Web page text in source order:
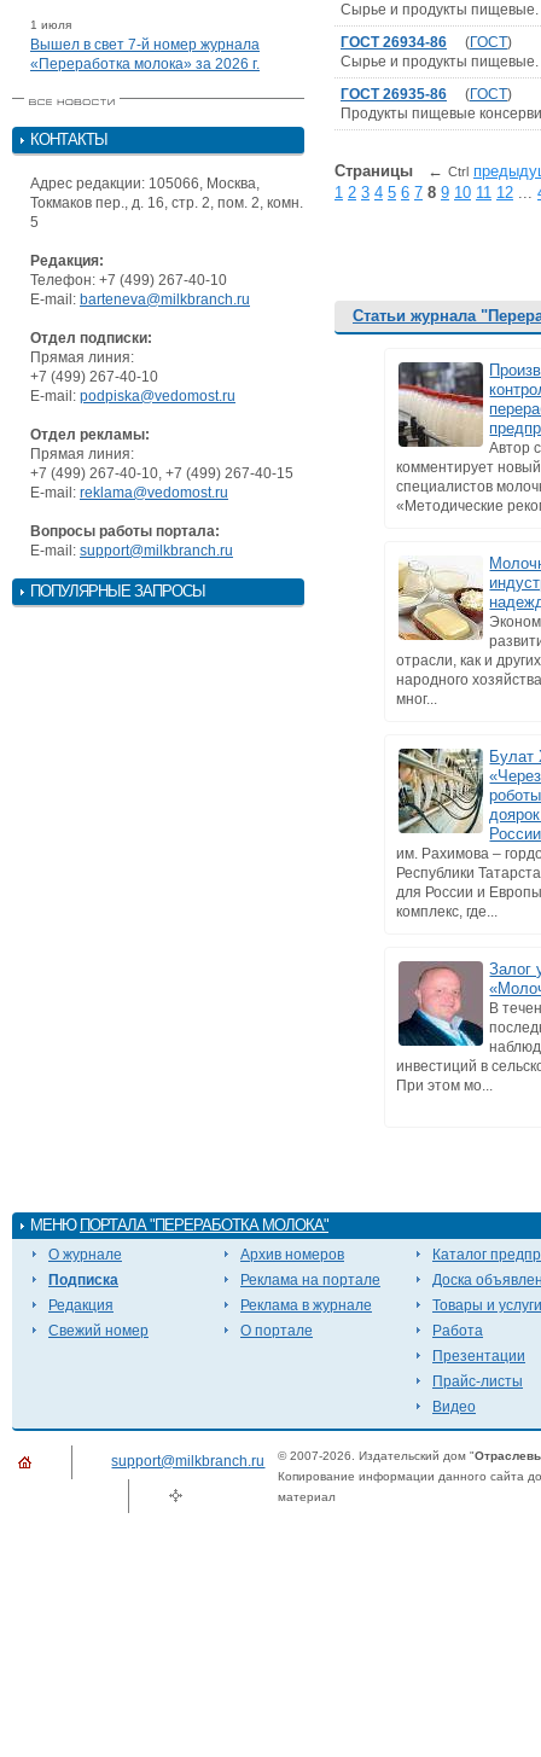
1 июля
Вышел в свет 7-й номер журнала
«Переработка молока» за 2026 г.
КОНТАКТЫ
Адрес редакции: 105066, Москва,
Токмаков пер., д. 16, стр. 2, пом. 2, комн.
5
Редакция:
Телефон: +7 (499) 267-40-10
E-mail: barteneva@milkbranch.ru
Отдел подписки:
Прямая линия:
+7 (499) 267-40-10
E-mail: podpiska@vedomost.ru
Отдел рекламы:
Прямая линия:
+7 (499) 267-40-10, +7 (499) 267-40-15
E-mail: reklama@vedomost.ru
Вопросы работы портала:
E-mail: support@milkbranch.ru
ПОПУЛЯРНЫЕ ЗАПРОСЫ
Сырье и продукты
ГОСТ 26934-86 (ГОСТ)
Сырье и продукты
ГОСТ 26935-86 (ГОСТ)
Продукты пищевые
Страницы ← Ctrl
1 2 3 4 5 6 7 8 9 10 11 12 ...
Статьи журнала
Автор
комментирует
специалистов
«Методические
отрасли, как и
народного
мног...
Булат
им. Рахимова –
Республики
для России и
комплекс, где...
Залог
В
инвестиций в
При этом мо...
МЕНЮ ПОРТАЛА "ПЕРЕРАБОТКА МОЛОКА"
О журнале
Подписка
Редакция
Свежий номер
Архив номеров
Реклама на портале
Реклама в журнале
О портале
Каталог
Доска
Товары и услуги
Работа
Презентации
Прайс-листы
Видео
support@milkbranch.ru © 2007-2026. Издательский дом "
Копирование информации данного сайта
материал